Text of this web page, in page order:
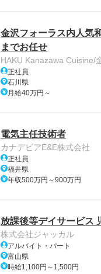
金沢フォーラス内人気
までお任せ
HAKU Kanazawa Cuisine/
正社員
石川県
月給40万円～
電気主任技術者
カナデビアE&E株式会社
正社員
福井県
年収500万円～900万円
放課後等デイサービス
株式会社ジャッカル
アルバイト・パート
富山県
時給1,100円～1,500円